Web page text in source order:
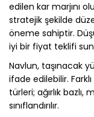
edilen kar marjını
stratejik şekilde
öneme sahiptir.
iyi bir fiyat teklifi
Navlun, taşınacak
ifade edilebilir.
türleri; ağırlık
sınıflandırılır.